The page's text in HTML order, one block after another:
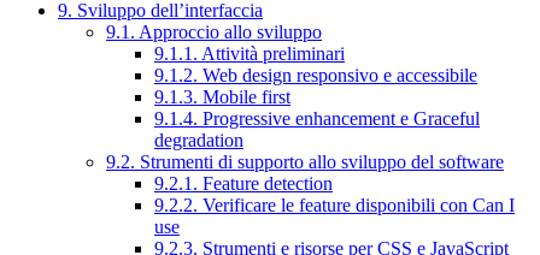
9. Sviluppo dell’interfaccia
9.1. Approccio allo sviluppo
9.1.1. Attività preliminari
9.1.2. Web design responsivo e accessibile
9.1.3. Mobile first
9.1.4. Progressive enhancement e Graceful
degradation
9.2. Strumenti di supporto allo sviluppo del software
9.2.1. Feature detection
9.2.2. Verificare le feature disponibili con Can I
use
9.2.3. Strumenti e risorse per CSS e JavaScript